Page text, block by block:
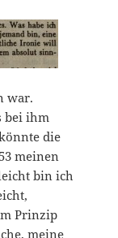
war.
bei ihm
die
meinen
bin ich
Prinzip
meine